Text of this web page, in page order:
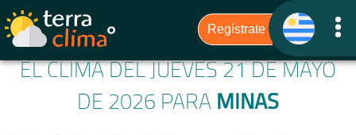
EL CLIMA DEL JUEVES 21 DE MAYO
DE 2026 PARA MINAS